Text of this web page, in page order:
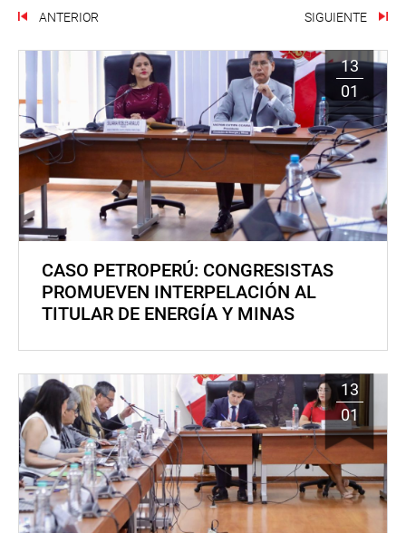
ANTERIOR SIGUIENTE
13
01
CASO PETROPERÚ: CONGRESISTAS
PROMUEVEN INTERPELACIÓN AL
TITULAR DE ENERGÍA Y MINAS
13
01